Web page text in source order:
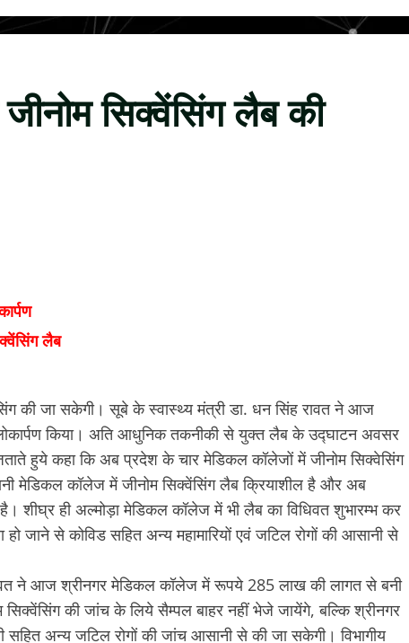
सिक्वेंसिंग लैब की
लैब
की जा सकेगी। सूबे के स्वास्थ्य मंत्री डा. धन सिंह रावत ने आज
किया। अति आधुनिक तकनीकी से युक्त लैब के उद्घाटन अवसर
हुये कहा कि अब प्रदेश के चार मेडिकल कॉलेजों में जीनोम सिक्वेसिंग
मेडिकल कॉलेज में जीनोम सिक्वेंसिंग लैब क्रियाशील है और अब
शीघ्र ही अल्मोड़ा मेडिकल कॉलेज में भी लैब का विधिवत शुभारम्भ कर
जाने से कोविड सहित अन्य महामारियों एवं जटिल रोगों की आसानी से
ने आज श्रीनगर मेडिकल कॉलेज में रूपये 285 लाख की लागत से बनी
सिक्वेंसिंग की जांच के लिये सैम्पल बाहर नहीं भेजे जायेंगे, बल्कि श्रीनगर
सहित अन्य जटिल रोगों की जांच आसानी से की जा सकेगी। विभागीय